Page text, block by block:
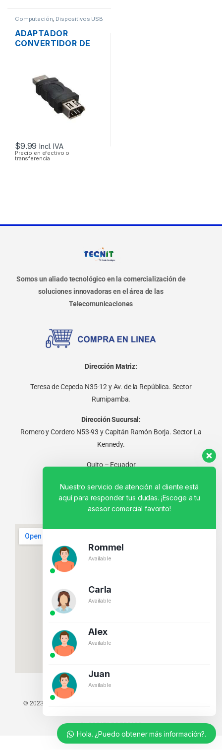
Computación, Dispositivos USB
ADAPTADOR
CONVERTIDOR DE
$9.99 Incl. IVA
Precio en efectivo o
transferencia
Somos un aliado tecnológico en la comercialización de
soluciones innovadoras en el área de las
Telecomunicaciones
Dirección Matriz:
Teresa de Cepeda N35-12 y Av. de la República. Sector
Rumipamba.
Dirección Sucursal:
Romero y Cordero N53-93 y Capitán Ramón Borja. Sector La
Kennedy.
Quito – Ecuador
© 2023 TODOS LOS DERECHOS RESERVADOS - TECNIT TU TIENDA
BY CREATIVOS PEGASO
Nuestro servicio de atención al cliente está
aquí para responder tus dudas. ¡Escoge a tu
asesor comercial favorito!
Rommel
Available
Carla
Available
Alex
Available
Juan
Available
Hola. ¿Puedo obtener más información?.